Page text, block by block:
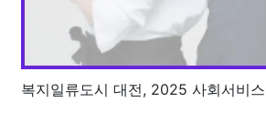
복지일류도시 대전, 2025 사회서비